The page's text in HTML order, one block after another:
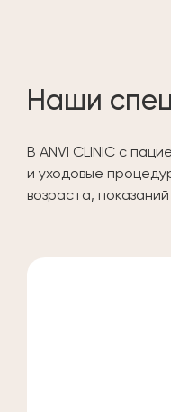
Наши
В ANVI CLINIC с
и уходовые
возраста,